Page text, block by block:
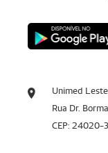
Unimed
Rua Dr.
CEP: 24020-